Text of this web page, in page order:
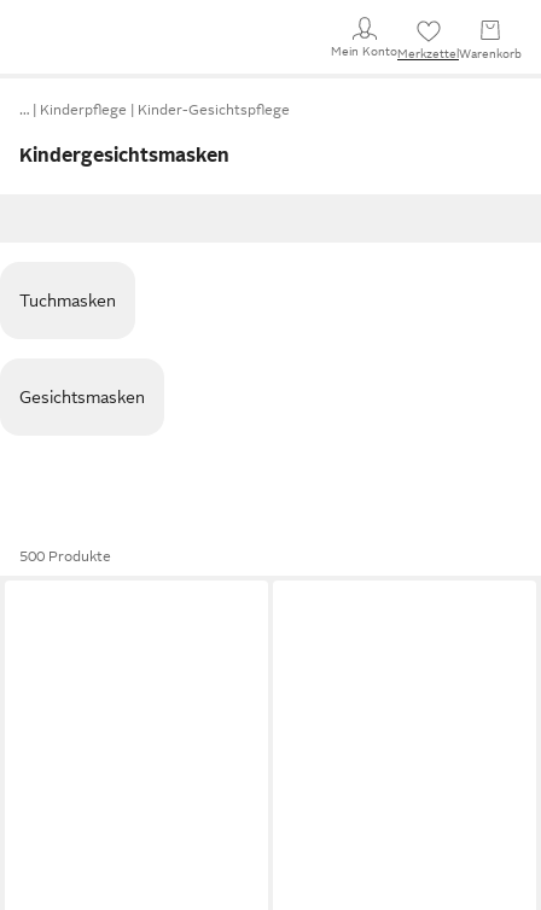
Mein KontoMerkzettel Warenkorb
… Kinderpflege Kinder-Gesichtspflege
Kindergesichtsmasken
Tuchmasken
Gesichtsmasken
500 Produkte